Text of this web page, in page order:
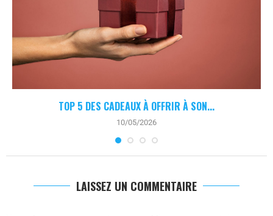
TOP 5 DES CADEAUX À OFFRIR À SON...
10/05/2026
LAISSEZ UN COMMENTAIRE